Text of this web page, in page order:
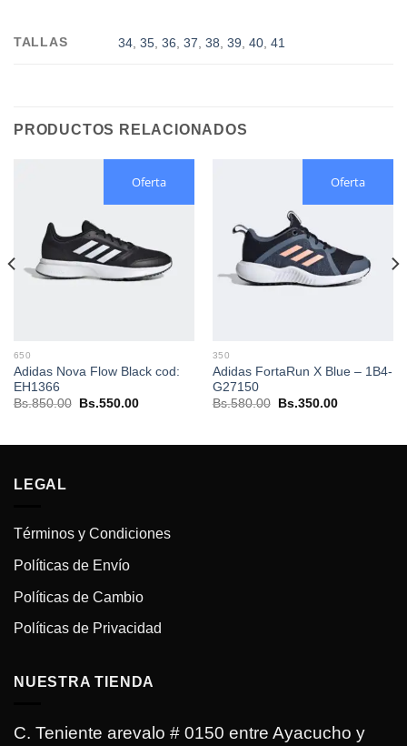
TALLAS 34,35,36,37,38,39,40,41
PRODUCTOS RELACIONADOS
Oferta
650
Adidas Nova Flow Black cod:
EH1366
Bs.850.00
El
Bs.550.00El
Oferta
350
Adidas FortaRun X Blue – 1B4-
G27150
Bs.580.00
El
Bs.350.00El
LEGAL
Términos y Condiciones
Políticas de Envío
Políticas de Cambio
Políticas de Privacidad
NUESTRA TIENDA
C. Teniente arevalo # 0150 entre Ayacucho y